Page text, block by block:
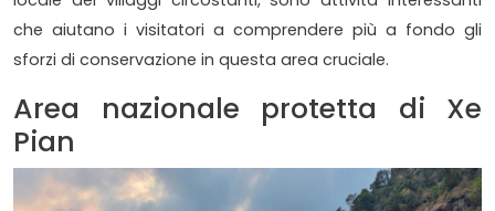
che aiutano i visitatori a comprendere più a fondo gli
sforzi di conservazione in questa area cruciale.
Area nazionale protetta di Xe
Pian